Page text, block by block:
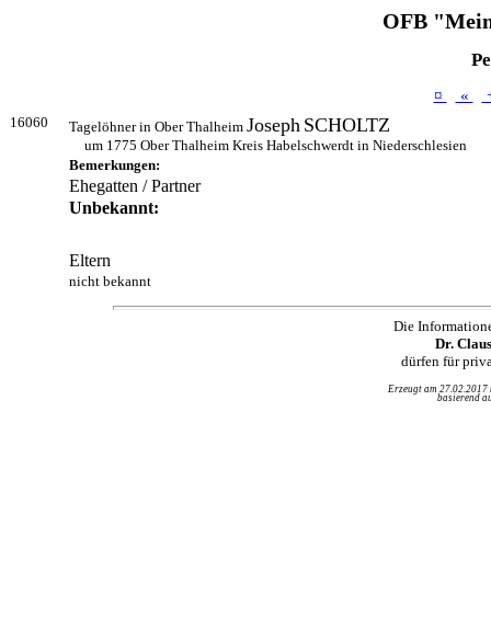
OFB
¤ «
16060 Tagelöhner in Ober Thalheim Joseph SCHOLTZ
um 1775 Ober Thalheim Kreis Habelschwerdt in Niederschlesien
Bemerkungen:
Ehegatten / Partner
Unbekannt:
Eltern
nicht bekannt
Die
Dr.
dürfen für
Erzeugt am
basierend